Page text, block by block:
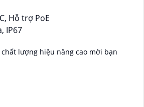
Hỗ trợ PoE
IP67
lượng hiệu năng cao mời bạn